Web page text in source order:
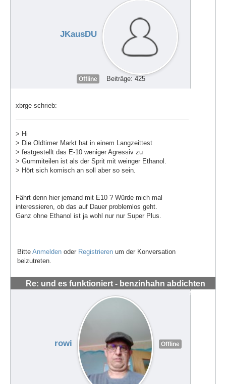
JKausDU
Offline Beiträge: 425
xbrge schrieb:
> Hi
> Die Oldtimer Markt hat in einem Langzeittest
> festgestellt das E-10 weniger Agressiv zu
> Gummiteilen ist als der Sprit mit weinger Ethanol.
> Hört sich komisch an soll aber so sein.
Fährt denn hier jemand mit E10 ? Würde mich mal
interessieren, ob das auf Dauer problemlos geht.
Ganz ohne Ethanol ist ja wohl nur nur Super Plus.
Bitte Anmelden oder Registrieren um der Konversation
beizutreten.
Re: und es funktioniert - benzinhahn abdichten
#56288
rowi Offline